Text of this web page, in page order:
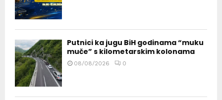
Putnici ka jugu BiH godinama “muku
muče” s kilometarskim kolonama
08/08/2026 0